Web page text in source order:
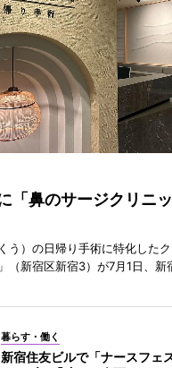
「鼻のサージクリニ
う）の日帰り手術に特化した
（新宿区新宿3）が7月1日、新
暮らす・働く
新宿住友ビルで「ナースフェ